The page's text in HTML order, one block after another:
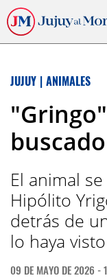
JUJUY | ANIMALES
El animal
Hipólito
detrás de
lo haya
09 DE MAYO DE 2026 -